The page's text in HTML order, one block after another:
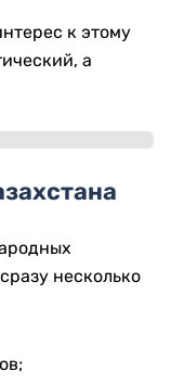
к этому
а
несколько